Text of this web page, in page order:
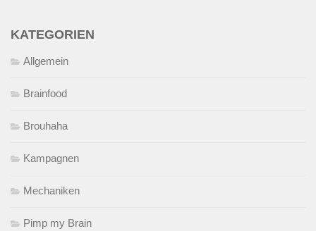
KATEGORIEN
Allgemein
Brainfood
Brouhaha
Kampagnen
Mechaniken
Pimp my Brain